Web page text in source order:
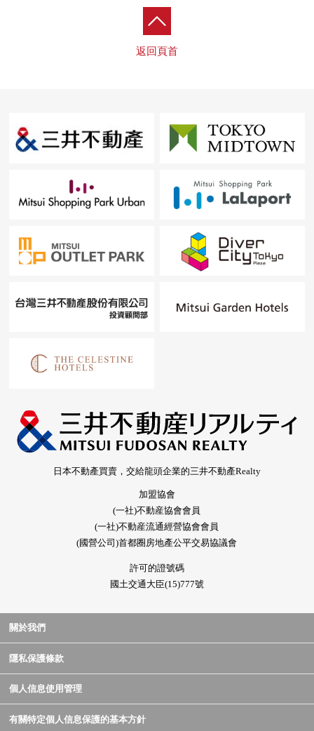
返回頁首
日本不動產買賣，交給龍頭企業的三井不動產Realty
加盟協會
(一社)不動産協會會員
(一社)不動産流通經營協會會員
(國營公司)首都圈房地產公平交易協議會
許可的證號碼
國土交通大臣(15)777號
關於我們
隱私保護條款
個人信息使用管理
有關特定個人信息保護的基本方針